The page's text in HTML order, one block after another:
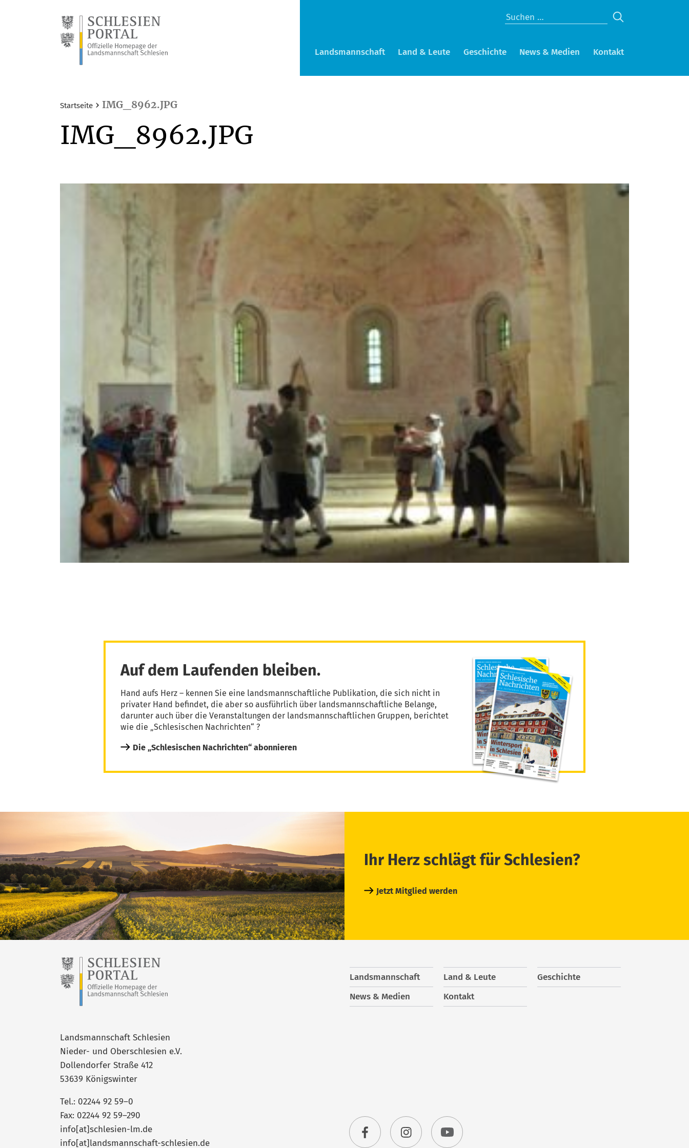
Landsmannschaft Land & Leute Geschichte News & Medien Kontakt
Startseite › IMG_8962.JPG
IMG_8962.JPG
Auf dem Laufenden bleiben.
Hand aufs Herz – kennen Sie eine landsmannschaftliche Publikation, die sich nicht in
privater Hand befindet, die aber so ausführlich über landsmannschaftliche Belange,
darunter auch über die Veranstaltungen der landsmannschaftlichen Gruppen, berichtet
wie die „Schlesischen Nachrichten“ ?
Die „Schlesischen Nachrichten“ abonnieren
Ihr Herz schlägt für Schlesien?
Jetzt Mitglied werden
Landsmannschaft Schlesien
Nieder- und Oberschlesien e.V.
Dollendorfer Straße 412
53639 Königswinter
Tel.: 02244 92 59–0
Fax: 02244 92 59–290
info[at]schlesien-lm.de
info[at]landsmannschaft-schlesien.de
Landsmannschaft Land & Leute
Geschichte
News & Medien
Kontakt